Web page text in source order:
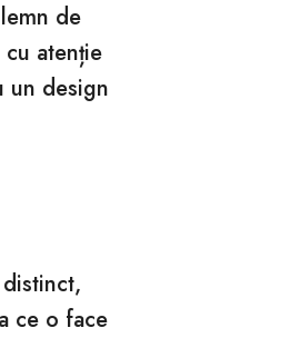
de
atenție
un design
ce o face